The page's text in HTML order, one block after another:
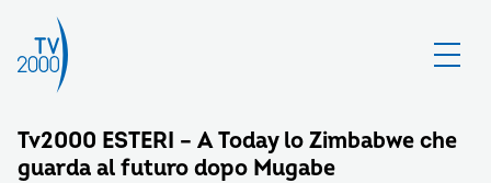
Tv2000 ESTERI – A Today lo Zimbabwe che
guarda al futuro dopo Mugabe